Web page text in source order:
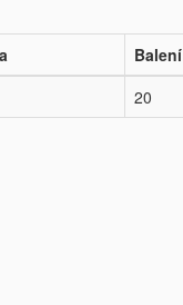
Balení
20